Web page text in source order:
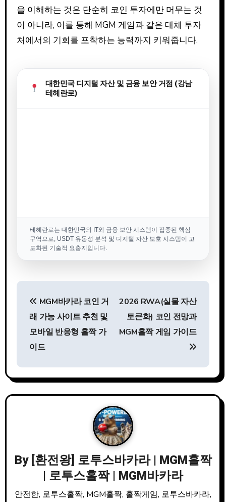
을 이해하는 것은 단순히 코인 투자에만 머무는 것
이 아니라, 이를 통해 MGM 게임과 같은 대체 투자
처에서의 기회를 포착하는 능력까지 키워줍니다.
대한민국 디지털 자산 및 금융 보안 거점 (강남
테헤란로)
테헤란로는 대한민국의 IT와 금융 보안 시스템이 집중된 핵심
구역으로, USDT 유동성 분석 및 디지털 자산 보호 시스템이 고
도화된 기술적 요충지입니다.
글
탐
색
MGM바카라 코인 거
래 가능 사이트 추천 및
모바일 반응형 홀짝 가
이드
2026 RWA(실물 자산
토큰화) 코인 전망과
MGM홀짝 게임 가이드
By [환전왕] 로투스바카라 | MGM홀짝
| 로투스홀짝 | MGM바카라
안전한, 로투스홀짝, MGM홀짝, 홀짝게임, 로투스바카라,